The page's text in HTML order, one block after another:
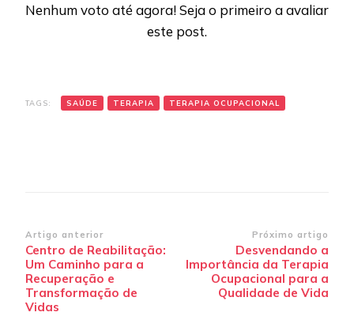
Nenhum voto até agora! Seja o primeiro a avaliar
este post.
TAGS: SAÚDE TERAPIA TERAPIA OCUPACIONAL
Navegação
de
post
Artigo anterior
Centro de Reabilitação:
Um Caminho para a
Recuperação e
Transformação de
Vidas
Próximo artigo
Desvendando a
Importância da Terapia
Ocupacional para a
Qualidade de Vida